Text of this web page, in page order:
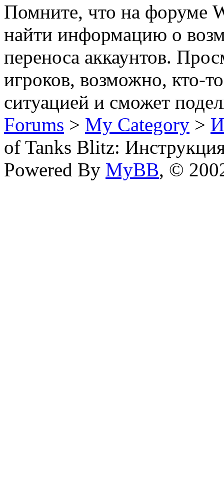
Помните, что на форуме
найти информацию о
переноса аккаунтов.
игроков, возможно, кто-
ситуацией и сможет
Forums > My Category >
of Tanks Blitz:
Powered By MyBB, ©